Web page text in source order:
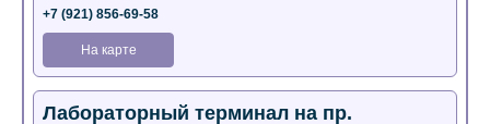
+7 (921) 856-69-58
На карте
Лабораторный терминал на пр.